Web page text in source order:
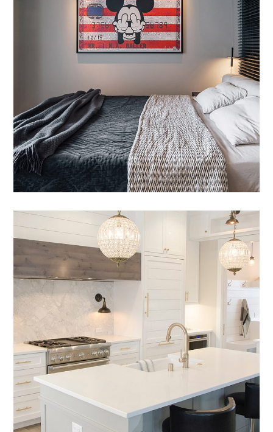
Nam Saignte Pertop
01 DYER TË DHOMAVE / 04 AKSESORË